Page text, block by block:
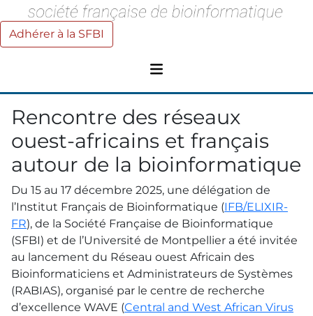
Adhérer à la SFBI
Rencontre des réseaux
ouest-africains et français
autour de la bioinformatique
Du 15 au 17 décembre 2025, une délégation de
l’Institut Français de Bioinformatique (IFB/ELIXIR-
FR), de la Société Française de Bioinformatique
(SFBI) et de l’Université de Montpellier a été invitée
au lancement du Réseau ouest Africain des
Bioinformaticiens et Administrateurs de Systèmes
(RABIAS), organisé par le centre de recherche
d’excellence WAVE (Central and West African Virus